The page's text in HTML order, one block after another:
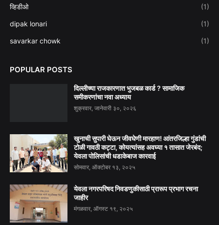
व्हिडीओ (1)
dipak lonari (1)
savarkar chowk (1)
POPULAR POSTS
दिल्लीच्या राजकारणात भुजबळ कार्ड ? सामाजिक
समीकरणांचा नवा अध्याय
शुक्रवार, जानेवारी ३०, २०२६
खुनाची सुपारी घेऊन जीवघेणी मारहाण! आंतरजिल्हा गुंडांची
टोळी गावठी कट्टा, कोयत्यांसह अवघ्या १ तासात जेरबंद;
येवला पोलिसांची धडाकेबाज कारवाई
सोमवार, ऑक्टोबर १३, २०२५
येवला नगरपरिषद निवडणुकीसाठी प्रारूप प्रभाग रचना
जाहीर
मंगळवार, ऑगस्ट १९, २०२५